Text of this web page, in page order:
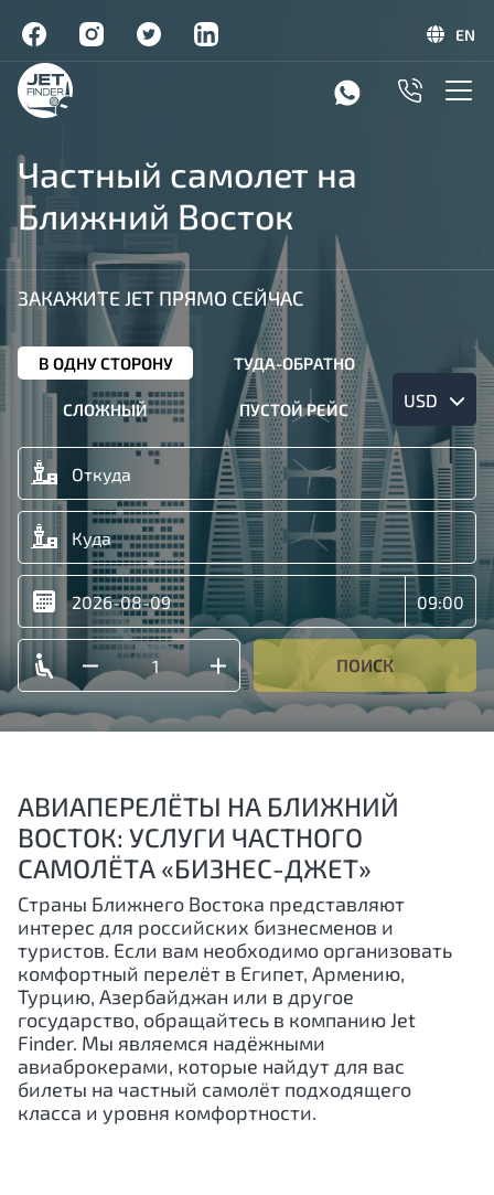
EN
Частный самолет на
Ближний Восток
ЗАКАЖИТЕ JET ПРЯМО СЕЙЧАС
В ОДНУ СТОРОНУ ТУДА-ОБРАТНО
СЛОЖНЫЙ ПУСТОЙ РЕЙС USD
ПОИСК
АВИАПЕРЕЛЁТЫ НА БЛИЖНИЙ
ВОСТОК: УСЛУГИ ЧАСТНОГО
САМОЛЁТА «БИЗНЕС-ДЖЕТ»
Страны Ближнего Востока представляют
интерес для российских бизнесменов и
туристов. Если вам необходимо организовать
комфортный перелёт в Египет, Армению,
Турцию, Азербайджан или в другое
государство, обращайтесь в компанию Jet
Finder. Мы являемся надёжными
авиаброкерами, которые найдут для вас
билеты на частный самолёт подходящего
класса и уровня комфортности.